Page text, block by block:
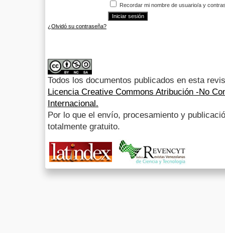
Recordar mi nombre de usuario/a y
¿Olvidó su contraseña?
Todos los documentos publicados en esta
Licencia Creative Commons Atribución -No
Internacional.
Por lo que el envío, procesamiento y
totalmente gratuito.